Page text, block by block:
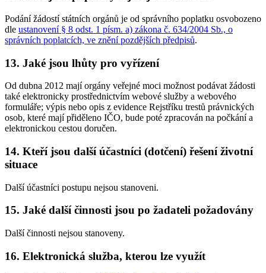
Podání žádostí státních orgánů je od správního poplatku osvobozeno
dle ustanovení § 8 odst. 1 písm. a) zákona č. 634/2004 Sb., o
správních poplatcích, ve znění pozdějších předpisů.
13. Jaké jsou lhůty pro vyřízení
Od dubna 2012 mají orgány veřejné moci možnost podávat žádosti
také elektronicky prostřednictvím webové služby a webového
formuláře; výpis nebo opis z evidence Rejstříku trestů právnických
osob, které mají přiděleno IČO, bude poté zpracován na počkání a
elektronickou cestou doručen.
14. Kteří jsou další účastníci (dotčení) řešení životní
situace
Další účastníci postupu nejsou stanoveni.
15. Jaké další činnosti jsou po žadateli požadovány
Další činnosti nejsou stanoveny.
16. Elektronická služba, kterou lze využít